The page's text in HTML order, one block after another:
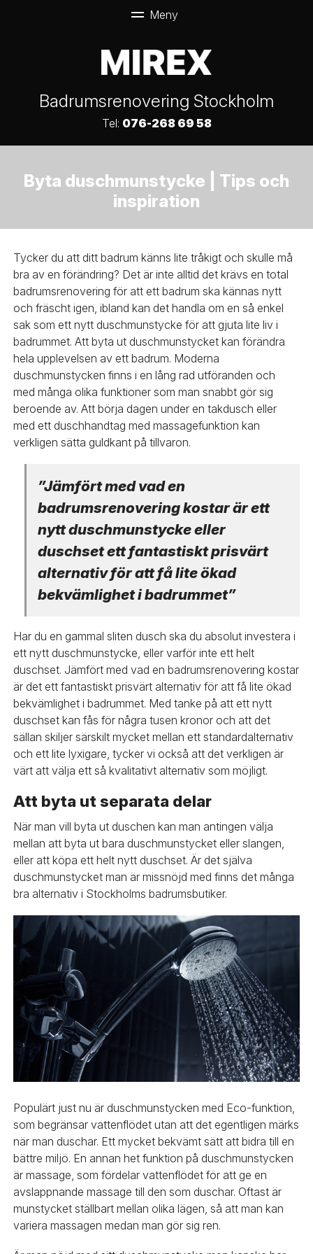
Badrumsrenovering Stockholm
Tel: 076-268 69 58
Byta duschmunstycke | Tips och
inspiration
Tycker du att ditt badrum känns lite tråkigt och skulle må
bra av en förändring? Det är inte alltid det krävs en total
badrumsrenovering för att ett badrum ska kännas nytt
och fräscht igen, ibland kan det handla om en så enkel
sak som ett nytt duschmunstycke för att gjuta lite liv i
badrummet. Att byta ut duschmunstycket kan förändra
hela upplevelsen av ett badrum. Moderna
duschmunstycken finns i en lång rad utföranden och
med många olika funktioner som man snabbt gör sig
beroende av. Att börja dagen under en takdusch eller
med ett duschhandtag med massagefunktion kan
verkligen sätta guldkant på tillvaron.
”Jämfört med vad en
badrumsrenovering kostar är ett
nytt duschmunstycke eller
duschset ett fantastiskt prisvärt
alternativ för att få lite ökad
bekvämlighet i badrummet”
Har du en gammal sliten dusch ska du absolut investera i
ett nytt duschmunstycke, eller varför inte ett helt
duschset. Jämfört med vad en badrumsrenovering kostar
är det ett fantastiskt prisvärt alternativ för att få lite ökad
bekvämlighet i badrummet. Med tanke på att ett nytt
duschset kan fås för några tusen kronor och att det
sällan skiljer särskilt mycket mellan ett standardalternativ
och ett lite lyxigare, tycker vi också att det verkligen är
värt att välja ett så kvalitativt alternativ som möjligt.
Att byta ut separata delar
När man vill byta ut duschen kan man antingen välja
mellan att byta ut bara duschmunstycket eller slangen,
eller att köpa ett helt nytt duschset. Är det själva
duschmunstycket man är missnöjd med finns det många
bra alternativ i Stockholms badrumsbutiker.
Populärt just nu är duschmunstycken med Eco-funktion,
som begränsar vattenflödet utan att det egentligen märks
när man duschar. Ett mycket bekvämt sätt att bidra till en
bättre miljö. En annan het funktion på duschmunstycken
är massage, som fördelar vattenflödet för att ge en
avslappnande massage till den som duschar. Oftast är
munstycket ställbart mellan olika lägen, så att man kan
variera massagen medan man gör sig ren.